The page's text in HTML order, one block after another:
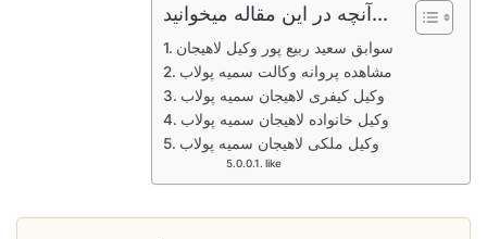
آنچه در این مقاله میخوانید...
سوابق سعید ربیع پور وکیل لاهیجان
مشاهده پروانه وکالت سمیه پولاب
وکیل کیفری لاهیجان سمیه پولاب
وکیل خانواده لاهیجان سمیه پولاب
وکیل ملکی لاهیجان سمیه پولاب
like